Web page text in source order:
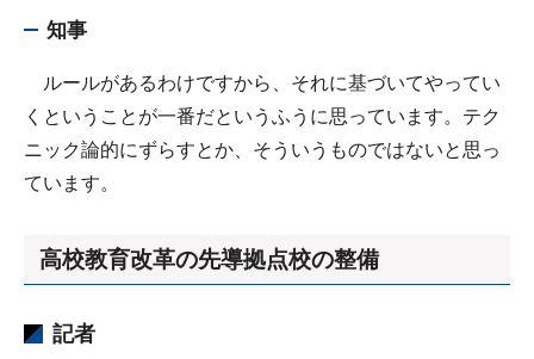
知事
ルールがあるわけですから、それに基づいてやってい
くということが一番だというふうに思っています。テク
ニック論的にずらすとか、そういうものではないと思っ
ています。
高校教育改革の先導拠点校の整備
記者